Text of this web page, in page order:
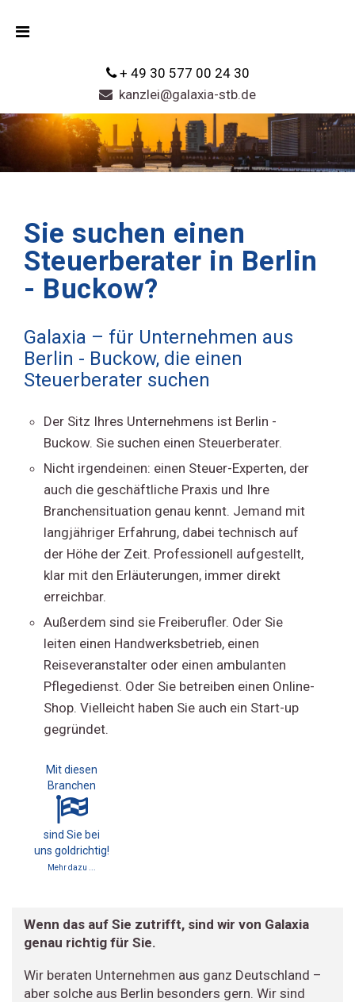
+ 49 30 577 00 24 30
kanzlei@galaxia-stb.de
Sie suchen einen
Steuerberater in Berlin
- Buckow?
Galaxia – für Unternehmen aus
Berlin - Buckow, die einen
Steuerberater suchen
Der Sitz Ihres Unternehmens ist Berlin -
Buckow. Sie suchen einen Steuerberater.
Nicht irgendeinen: einen Steuer-Experten, der
auch die geschäftliche Praxis und Ihre
Branchensituation genau kennt. Jemand mit
langjähriger Erfahrung, dabei technisch auf
der Höhe der Zeit. Professionell aufgestellt,
klar mit den Erläuterungen, immer direkt
erreichbar.
Außerdem sind sie Freiberufler. Oder Sie
leiten einen Handwerksbetrieb, einen
Reiseveranstalter oder einen ambulanten
Pflegedienst. Oder Sie betreiben einen Online-
Shop. Vielleicht haben Sie auch ein Start-up
gegründet.
Mit diesen
Branchen
sind Sie bei
uns goldrichtig!
Mehr dazu ...
Wenn das auf Sie zutrifft, sind wir von Galaxia
genau richtig für Sie.
Wir beraten Unternehmen aus ganz Deutschland –
aber solche aus Berlin besonders gern. Wir sind